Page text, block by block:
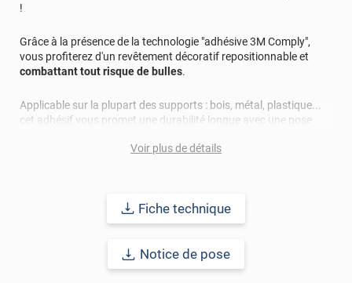
!
Grâce à la présence de la technologie "adhésive 3M Comply",
vous profiterez d'un revêtement décoratif repositionnable et
combattant tout risque de bulles.
Applicable sur la plupart des supports : bois, métal, plastique...
cet adhésif vous promet une durabilité longue avec une pose
une alternative idéale à la peinture !
Voir plus de détails
Fiche technique
Notice de pose